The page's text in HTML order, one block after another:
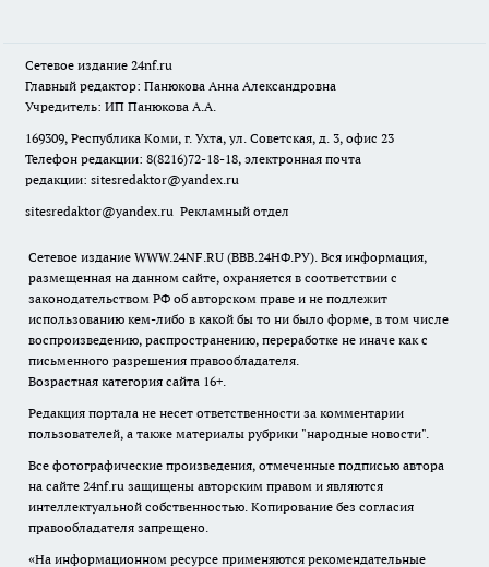
Сетевое издание 24nf.ru
Главный редактор: Панюкова Анна Александровна
Учредитель: ИП Панюкова А.А.
169309, Республика Коми, г. Ухта, ул. Советская, д. 3, офис 23
Телефон редакции: 8(8216)72-18-18, электронная почта
редакции: sitesredaktor@yandex.ru
sitesredaktor@yandex.ru Рекламный отдел
Сетевое издание WWW.24NF.RU (ВВВ.24НФ.РУ). Вся информация,
размещенная на данном сайте, охраняется в соответствии с
законодательством РФ об авторском праве и не подлежит
использованию кем-либо в какой бы то ни было форме, в том числе
воспроизведению, распространению, переработке не иначе как с
письменного разрешения правообладателя.
Возрастная категория сайта 16+.
Редакция портала не несет ответственности за комментарии
пользователей, а также материалы рубрики "народные новости".
Все фотографические произведения, отмеченные подписью автора
на сайте 24nf.ru защищены авторским правом и являются
интеллектуальной собственностью. Копирование без согласия
правообладателя запрещено.
«На информационном ресурсе применяются рекомендательные